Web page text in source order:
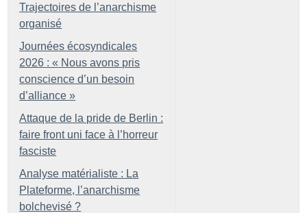
Trajectoires de l’anarchisme
organisé
Journées écosyndicales
2026 : « Nous avons pris
conscience d’un besoin
d’alliance »
Attaque de la pride de Berlin :
faire front uni face à l’horreur
fasciste
Analyse matérialiste : La
Plateforme, l’anarchisme
bolchevisé ?